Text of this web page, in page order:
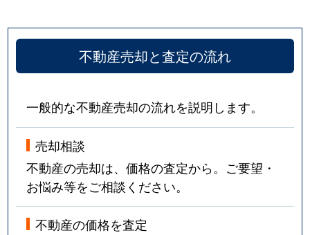
不動産売却と査定の流れ
一般的な不動産売却の流れを説明します。
売却相談
不動産の売却は、価格の査定から。ご要望・
お悩み等をご相談ください。
不動産の価格を査定